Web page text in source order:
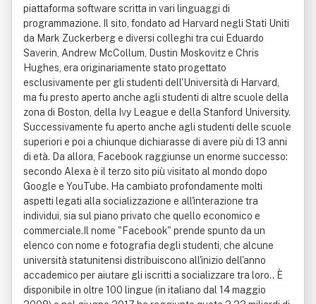
piattaforma software scritta in vari linguaggi di
programmazione. Il sito, fondato ad Harvard negli Stati Uniti
da Mark Zuckerberg e diversi colleghi tra cui Eduardo
Saverin, Andrew McCollum, Dustin Moskovitz e Chris
Hughes, era originariamente stato progettato
esclusivamente per gli studenti dell'Università di Harvard,
ma fu presto aperto anche agli studenti di altre scuole della
zona di Boston, della Ivy League e della Stanford University.
Successivamente fu aperto anche agli studenti delle scuole
superiori e poi a chiunque dichiarasse di avere più di 13 anni
di età. Da allora, Facebook raggiunse un enorme successo:
secondo Alexa è il terzo sito più visitato al mondo dopo
Google e YouTube. Ha cambiato profondamente molti
aspetti legati alla socializzazione e all'interazione tra
individui, sia sul piano privato che quello economico e
commerciale.Il nome "Facebook" prende spunto da un
elenco con nome e fotografia degli studenti, che alcune
università statunitensi distribuiscono all'inizio dell'anno
accademico per aiutare gli iscritti a socializzare tra loro.. È
disponibile in oltre 100 lingue (in italiano dal 14 maggio